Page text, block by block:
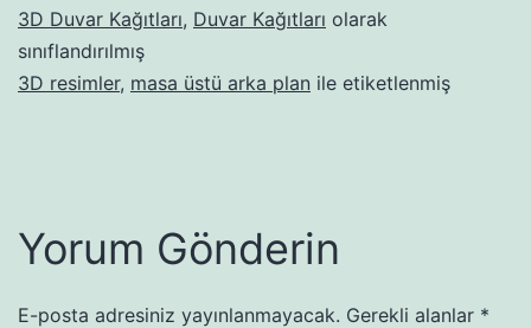
3D Duvar Kağıtları, Duvar Kağıtları olarak
sınıflandırılmış
3D resimler, masa üstü arka plan ile etiketlenmiş
Yorum Gönderin
E-posta adresiniz yayınlanmayacak. Gerekli alanlar *